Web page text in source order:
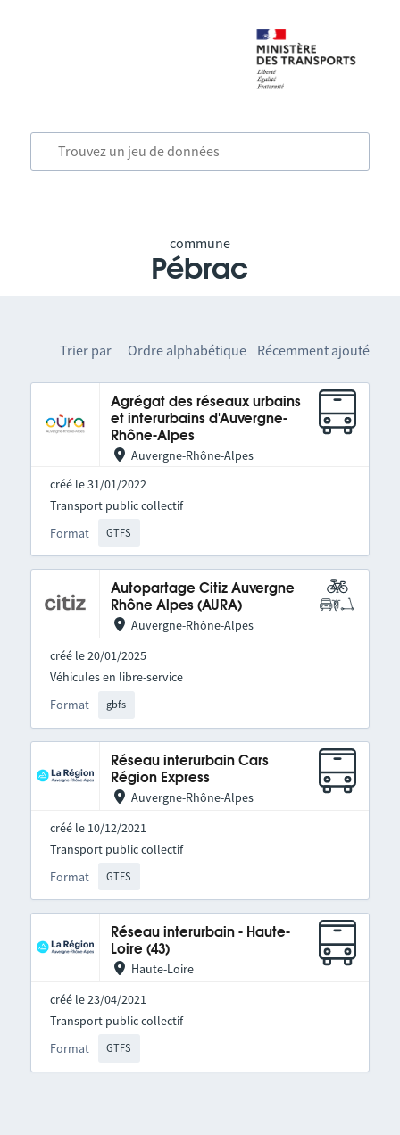
commune
Pébrac
Trier par Ordre alphabétique Récemment ajouté
Agrégat des réseaux urbains
et interurbains d'Auvergne-
Rhône-Alpes
Auvergne-Rhône-Alpes
créé le 31/01/2022
Format GTFS
Transport public collectif
Autopartage Citiz Auvergne
Rhône Alpes (AURA)
Auvergne-Rhône-Alpes
créé le 20/01/2025
Format gbfs
Véhicules en libre-service
Réseau interurbain Cars
Région Express
Auvergne-Rhône-Alpes
créé le 10/12/2021
Format GTFS
Transport public collectif
Réseau interurbain - Haute-
Loire (43)
Haute-Loire
créé le 23/04/2021
Format GTFS
Transport public collectif